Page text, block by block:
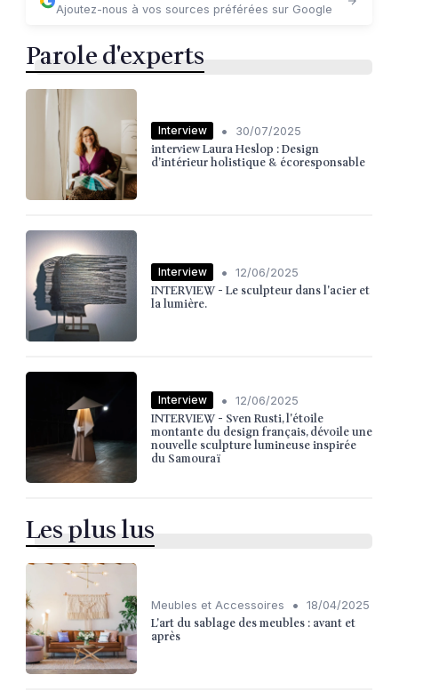
Ajoutez-nous à vos sources préférées sur Google
Parole d'experts
Interview • 30/07/2025
interview Laura Heslop : Design
d’intérieur holistique & écoresponsable
Interview • 12/06/2025
INTERVIEW - Le sculpteur dans l'acier et
la lumière.
Interview • 12/06/2025
INTERVIEW - Sven Rusti, l'étoile
montante du design français, dévoile une
nouvelle sculpture lumineuse inspirée
du Samouraï
Les plus lus
Meubles et Accessoires • 18/04/2025
L'art du sablage des meubles : avant et
après